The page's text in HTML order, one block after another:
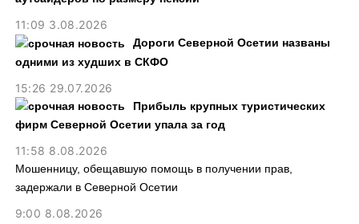
11:09 3.08.2026
Дороги Северной Осетии названы
одними из худших в СКФО
15:26 29.07.2026
Прибыль крупных туристических
фирм Северной Осетии упала за год
11:58 8.08.2026
Мошенницу, обещавшую помощь в получении прав,
задержали в Северной Осетии
9:00 8.08.2026